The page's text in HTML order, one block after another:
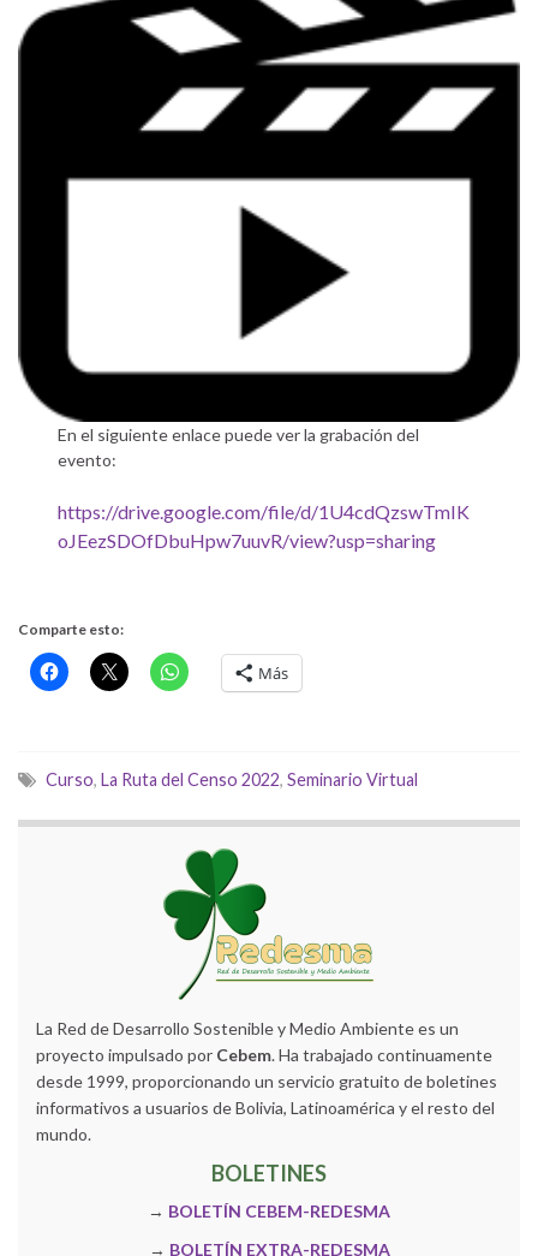
En el siguiente enlace puede ver la grabación del
evento:
https://drive.google.com/file/d/1U4cdQzswTmIK
oJEezSDOfDbuHpw7uuvR/view?usp=sharing
Comparte esto:
Más
Curso, La Ruta del Censo 2022, Seminario Virtual
La Red de Desarrollo Sostenible y Medio Ambiente es un
proyecto impulsado por Cebem. Ha trabajado continuamente
desde 1999, proporcionando un servicio gratuito de boletines
informativos a usuarios de Bolivia, Latinoamérica y el resto del
mundo.
BOLETINES
→ BOLETÍN CEBEM-REDESMA
→ BOLETÍN EXTRA-REDESMA